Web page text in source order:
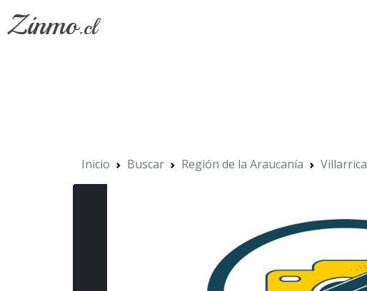
Zinmo.cl
Inicio Buscar Región de la Araucanía Villarrica